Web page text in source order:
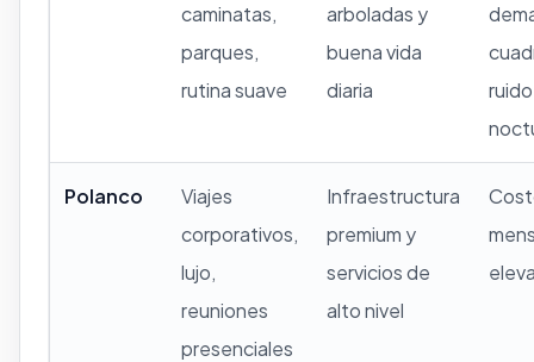
caminatas,
parques,
rutina suave
arboladas y
buena vida
diaria
ruido
Polanco
Viajes
corporativos,
lujo,
reuniones
presenciales
Infraestructura
premium y
servicios de
alto nivel